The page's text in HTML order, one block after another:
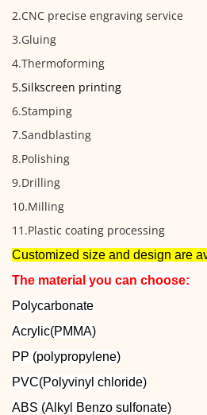
2.CNC precise engraving service
3.Gluing
4.Thermoforming
5.Silkscreen printing
6.Stamping
7.Sandblasting
8.Polishing
9.Drilling
10.Milling
11.Plastic coating processing
Customized size and design are
The material you can choose:
Polycarbonate
Acrylic(PMMA)
PP (polypropylene)
PVC(Polyvinyl chloride)
ABS (Alkyl Benzo sulfonate)